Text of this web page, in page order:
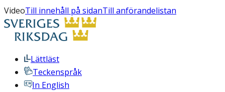
VideoTill innehåll på sidanTill anförandelistan
Lättläst
Teckenspråk
In English